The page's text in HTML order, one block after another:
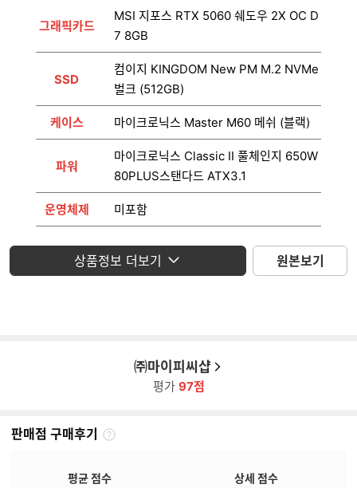
그래픽카드
MSI 지포스 RTX 5060 쉐도우 2X OC D
7 8GB
SSD
컴이지 KINGDOM New PM M.2 NVMe
벌크 (512GB)
케이스 마이크로닉스 Master M60 메쉬 (블랙)
파워
마이크로닉스 Classic II 풀체인지 650W
80PLUS스탠다드 ATX3.1
운영체제 미포함
모니터 미포함
상품정보 더보기 원본보기
㈜마이피씨샵
평가 97점
판매점 구매후기
판
평균 점수 상세 점수